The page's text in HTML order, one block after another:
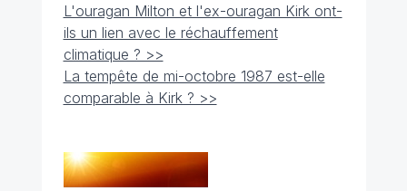
L'ouragan Milton et l'ex-ouragan Kirk ont-
ils un lien avec le réchauffement
climatique ? >>
La tempête de mi-octobre 1987 est-elle
comparable à Kirk ? >>